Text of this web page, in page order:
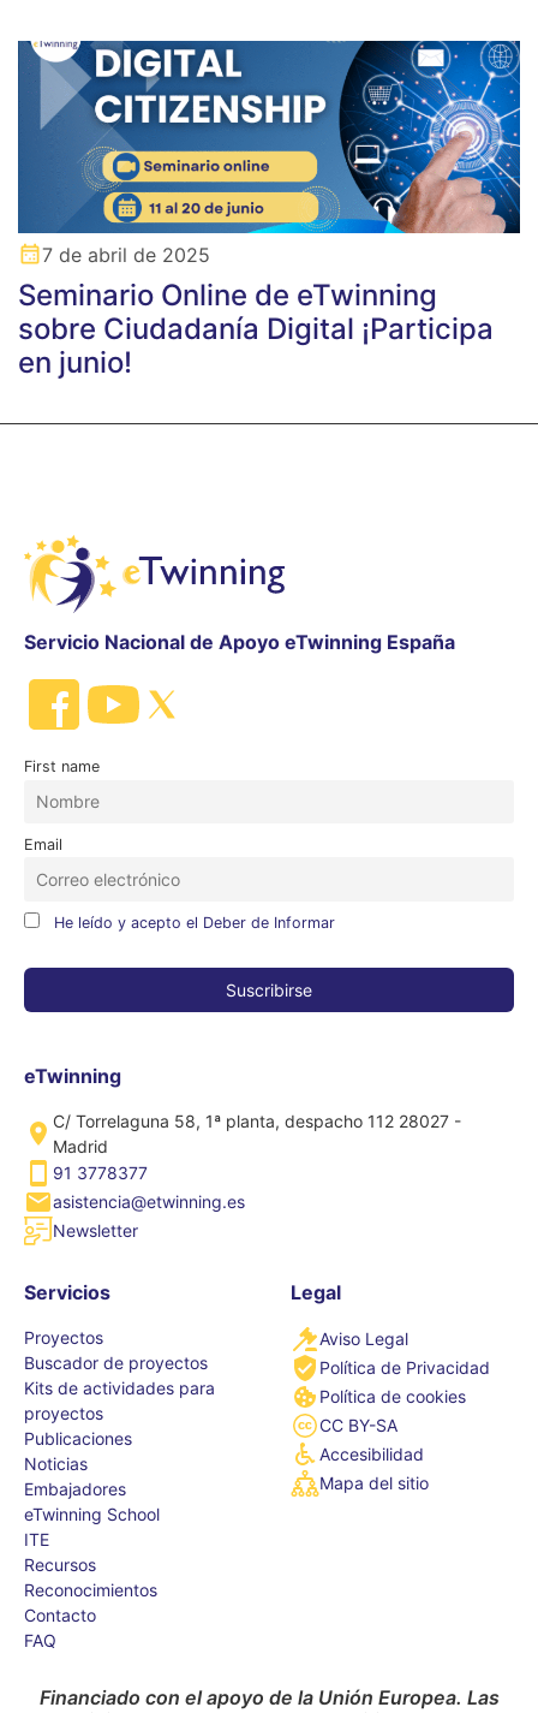
7 de abril de 2025
Seminario Online de eTwinning
sobre Ciudadanía Digital ¡Participa
en junio!
Servicio Nacional de Apoyo eTwinning España
First name
Email
He leído y acepto el Deber de Informar
eTwinning
C/ Torrelaguna 58, 1ª planta, despacho 112 28027 -
Madrid
91 3778377
asistencia@etwinning.es
Newsletter
Servicios
Proyectos
Buscador de proyectos
Kits de actividades para
proyectos
Publicaciones
Noticias
Embajadores
eTwinning School
ITE
Recursos
Reconocimientos
Contacto
FAQ
Legal
Aviso Legal
Política de Privacidad
Política de cookies
CC BY-SA
Accesibilidad
Mapa del sitio
Financiado con el apoyo de la Unión Europea. Las